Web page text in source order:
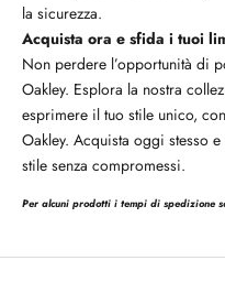
la sicurezza.
Acquista ora e sfida i tuoi
Non perdere l’opportunità di
Oakley. Esplora la nostra
esprimere il tuo stile unico,
Oakley. Acquista oggi stesso
stile senza compromessi.
Per alcuni prodotti i tempi di spedizione